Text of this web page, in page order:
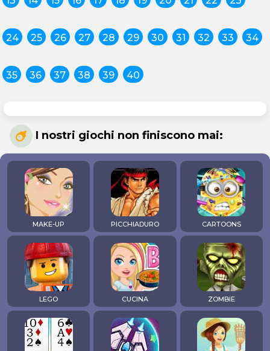
24 25 26 27 28 29 30 31 32 33 34
35 36 37 38 39 40
I nostri giochi non finiscono mai:
MAKE-UP PICCHIADURO CARTOONS
LEGO CUCINA ZOMBIE